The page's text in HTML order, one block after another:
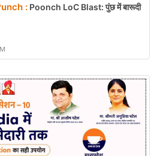
: Poonch LoC Blast: पुंछ में बारूदी